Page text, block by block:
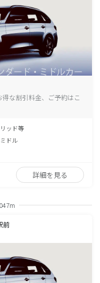
な割引料金、ご予約はこ
ッド等
ドル
詳細を見る
前